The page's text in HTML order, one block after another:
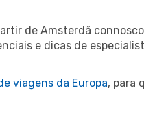
de Amsterdã
e dicas de
viagens da Europa, para